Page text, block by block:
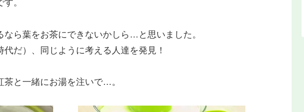
。
ら葉をお茶にできないかしら…と思いました。
だ）、同じように考える人達を発見！
と一緒にお湯を注いで…。